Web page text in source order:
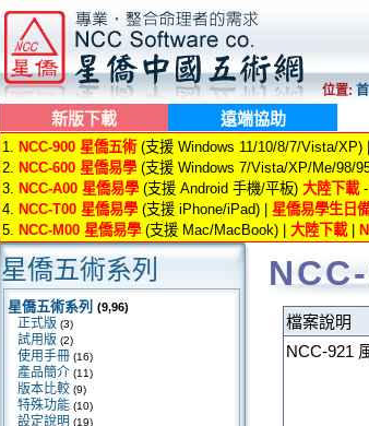
位置:
新版下載 遠端協助
1. NCC-900 星僑五術(支援 Windows 11/10/8/7/Vista/XP) |
2. NCC-600 星僑易學(支援 Windows 7/Vista/XP/Me/98/
3. NCC-A00 星僑易學(支援 Android 手機/平板) 大陸下載-
4. NCC-T00 星僑易學(支援 iPhone/iPad) | 星僑易學生日
5. NCC-M00 星僑易學(支援 Mac/MacBook) | 大陸下載|
星僑五術系列
星僑五術系列 (9,96)
正式版 (3)
試用版 (2)
使用手冊 (16)
產品簡介 (11)
版本比較 (9)
特殊功能 (10)
設定說明 (19)
檔案說明
NCC-921